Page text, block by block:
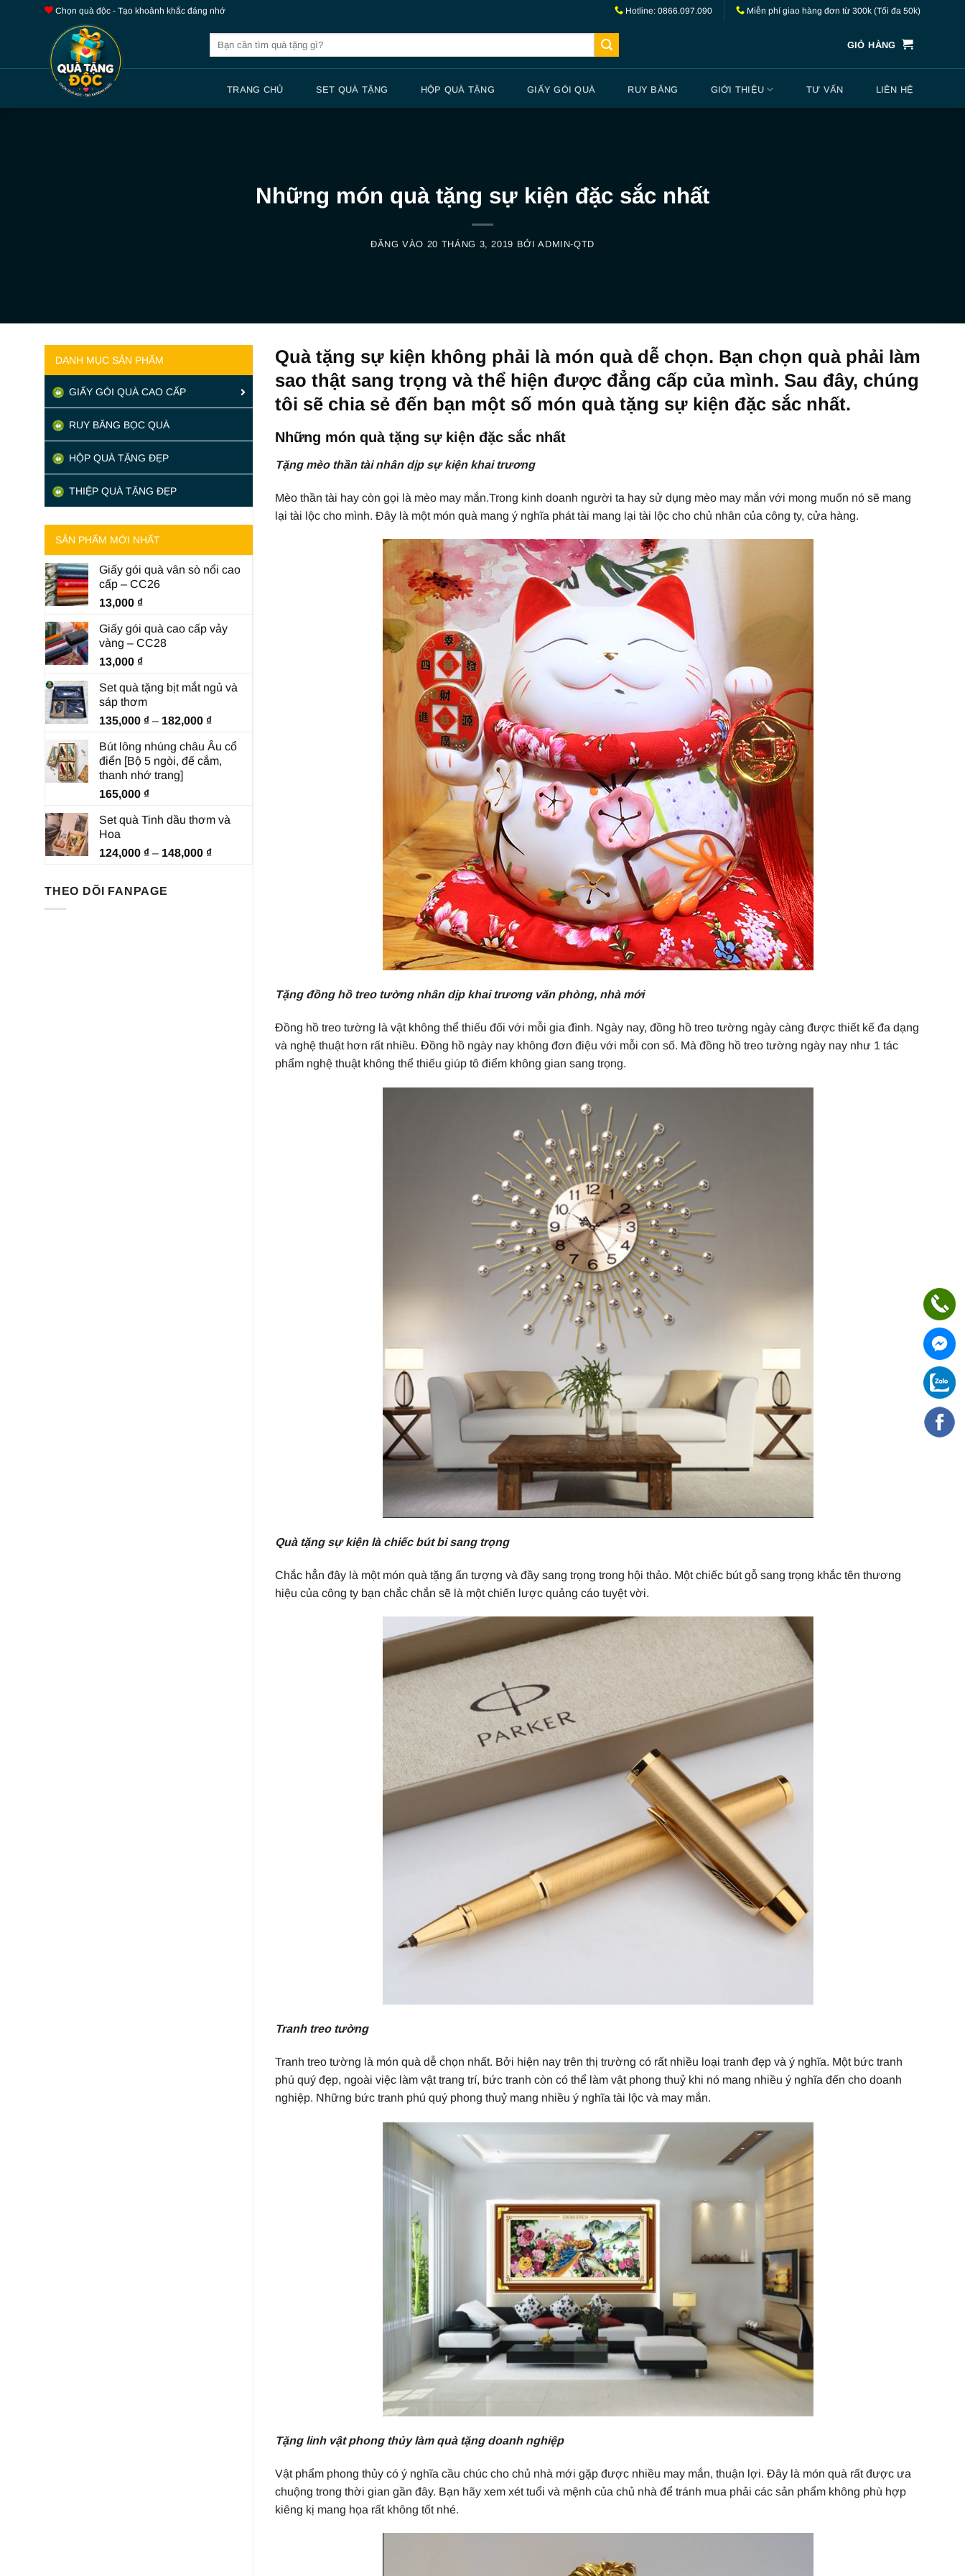
Chọn quà độc - Tạo khoảnh khắc đáng nhớ Hotline: 0866.097.090 Miễn phí giao hàng đơn từ 300k (Tối đa 50k)
kiếm:
GIỎ HÀNG
TRANG CHỦ SET QUÀ TẶNG HỘP QUÀ TẶNG GIẤY GÓI QUÀ RUY BĂNG GIỚI THIỆU TƯ VẤN LIÊN HỆ
Những món quà tặng sự kiện đặc sắc nhất
ĐĂNG VÀO 20 THÁNG 3, 2019 BỞIADMIN-QTD
DANH MỤC SẢN PHẨM
GIẤY GÓI QUÀ CAO CẤP
RUY BĂNG BỌC QUÀ
HỘP QUÀ TẶNG ĐẸP
THIỆP QUÀ TẶNG ĐẸP
SẢN PHẨM MỚI NHẤT
Giấy gói quà vân sò nổi cao
cấp – CC26
13,000 ₫
Giấy gói quà cao cấp vảy
vàng – CC28
13,000 ₫
Set quà tặng bịt mắt ngủ và
sáp thơm
135,000 ₫ – 182,000 ₫Khoảng
từ
135,000 ₫
Bút lông nhúng châu Âu cổ
điển [Bộ 5 ngòi, đế cắm,
thanh nhớ trang]
165,000 ₫
Set quà Tinh dầu thơm và
Hoa
124,000 ₫ – 148,000 ₫Khoảng
THEO DÕI FANPAGE
Quà tặng sự kiện không phải là món quà dễ chọn. Bạn chọn quà phải làm
sao thật sang trọng và thể hiện được đẳng cấp của mình. Sau đây, chúng
tôi sẽ chia sẻ đến bạn một số món quà tặng sự kiện đặc sắc nhất.
Những món quà tặng sự kiện đặc sắc nhất
Tặng mèo thần tài nhân dịp sự kiện khai trương
Mèo thần tài hay còn gọi là mèo may mắn.Trong kinh doanh người ta hay sử dụng mèo may mắn với mong muốn nó sẽ mang
lại tài lộc cho mình. Đây là một món quà mang ý nghĩa phát tài mang lại tài lộc cho chủ nhân của công ty, cửa hàng.
Tặng đồng hồ treo tường nhân dịp khai trương văn phòng, nhà mới
Đồng hồ treo tường là vật không thể thiếu đối với mỗi gia đình. Ngày nay, đồng hồ treo tường ngày càng được thiết kế đa dạng
và nghệ thuật hơn rất nhiều. Đồng hồ ngày nay không đơn điệu với mỗi con số. Mà đồng hồ treo tường ngày nay như 1 tác
phẩm nghệ thuật không thể thiếu giúp tô điểm không gian sang trọng.
Quà tặng sự kiện là chiếc bút bi sang trọng
Chắc hẳn đây là một món quà tặng ấn tượng và đầy sang trọng trong hội thảo. Một chiếc bút gỗ sang trọng khắc tên thương
hiệu của công ty bạn chắc chắn sẽ là một chiến lược quảng cáo tuyệt vời.
Tranh treo tường
Tranh treo tường là món quà dễ chọn nhất. Bởi hiện nay trên thị trường có rất nhiều loại tranh đẹp và ý nghĩa. Một bức tranh
phú quý đẹp, ngoài việc làm vật trang trí, bức tranh còn có thể làm vật phong thuỷ khi nó mang nhiều ý nghĩa đến cho doanh
nghiệp. Những bức tranh phú quý phong thuỷ mang nhiều ý nghĩa tài lộc và may mắn.
Tặng linh vật phong thủy làm quà tặng doanh nghiệp
Vật phẩm phong thủy có ý nghĩa cầu chúc cho chủ nhà mới gặp được nhiều may mắn, thuận lợi. Đây là món quà rất được ưa
chuộng trong thời gian gần đây. Bạn hãy xem xét tuổi và mệnh của chủ nhà để tránh mua phải các sản phẩm không phù hợp
kiêng kị mang họa rất không tốt nhé.